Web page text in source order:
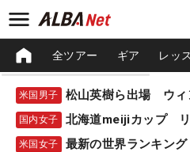
全ツアー ギア レッ
米国男子
国内女子 北海道meijiカップ
米国女子 最新の世界ランキング